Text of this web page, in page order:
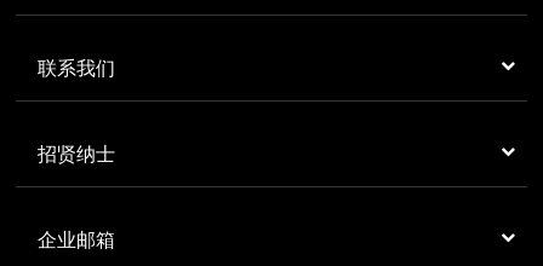
联系我们
招贤纳士
企业邮箱